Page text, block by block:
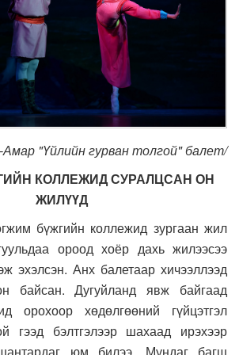
"Үйлийн гурван толгой" балет/
КОЛЛЕЖИД СУРАЛЦСАН ОН
ЖИЛҮҮД
бүжгийн коллежид зургаан жил
ороод хоёр дахь жилээсээ
эхэлсэн. Анх балетаар хичээллээд
байсан. Дугуйланд явж байгаад
орохоор хөдөлгөөний гүйцэтгэл
гээд бэлтгэлээр шахаад ирэхээр